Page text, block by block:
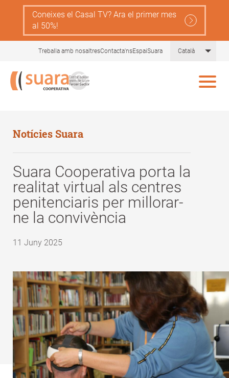
content
Coneixes el Casal TV? Ara el primer mes
al 50%!
Treballa amb nosaltresContacta'nsEspaiSuara Català List
Notícies Suara
Suara Cooperativa porta la
realitat virtual als centres
penitenciaris per millorar-
ne la convivència
11 Juny 2025